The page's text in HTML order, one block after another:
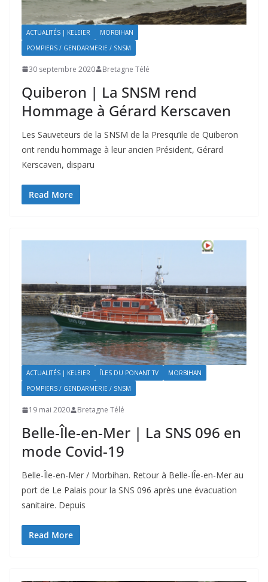
ACTUALITÉS | KELEIER
MORBIHAN
POMPIERS / GENDARMERIE / SNSM
30 septembre 2020 Bretagne Télé
Quiberon | La SNSM rend
Hommage à Gérard Kerscaven
Les Sauveteurs de la SNSM de la Presqu’ile de Quiberon
ont rendu hommage à leur ancien Président, Gérard
Kerscaven, disparu
Read More
ACTUALITÉS | KELEIER ÎLES DU PONANT TV
MORBIHAN
POMPIERS / GENDARMERIE / SNSM
19 mai 2020 Bretagne Télé
Belle-Île-en-Mer | La SNS 096 en
mode Covid-19
Belle-Île-en-Mer / Morbihan. Retour à Belle-IÎe-en-Mer au
port de Le Palais pour la SNS 096 après une évacuation
sanitaire. Depuis
Read More